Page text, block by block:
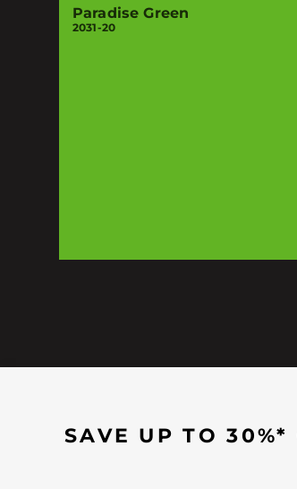
Paradise Green
2031-20
SAVE UP TO 30%*